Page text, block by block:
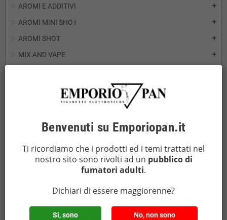
AROMI E ADDITIVI add
AROMI MINI SHOT add
AROMI SHOT add
MIX AND VAPE add
AMBITION MODS
ARCANA MODS
ASPIRE/TUBINO
BLACKSTAR
Benvenuti su Emporiopan.it
Ti ricordiamo che i prodotti ed i temi trattati nel
nostro sito sono rivolti ad un pubblico di
fumatori adulti.
Dichiari di essere maggiorenne?
Si, sono
No, non sono